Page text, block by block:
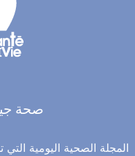
صحة
المجلة الصحية اليومية